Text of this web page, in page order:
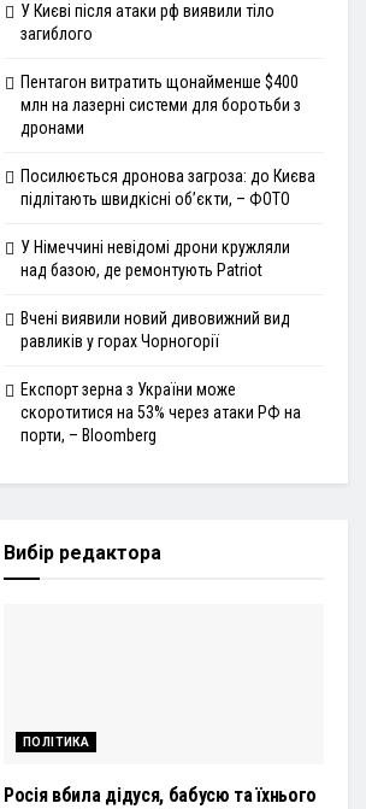
У Києві після атаки рф виявили тіло
загиблого
Пентагон витратить щонайменше $400
млн на лазерні системи для боротьби з
дронами
Посилюється дронова загроза: до Києва
підлітають швидкісні об’єкти, – ФОТО
У Німеччині невідомі дрони кружляли
над базою, де ремонтують Patriot
Вчені виявили новий дивовижний вид
равликів у горах Чорногорії
Експорт зерна з України може
скоротитися на 53% через атаки РФ на
порти, – Bloomberg
Вибір редактора
ПОЛІТИКА
Росія вбила дідуся, бабусю та їхнього